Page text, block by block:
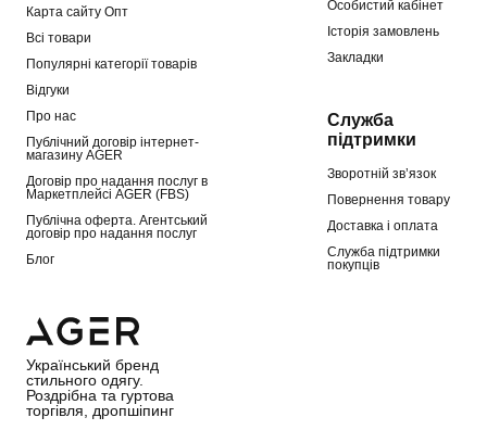
Карта сайту Опт
Всі товари
Популярні категорії товарів
Відгуки
Про нас
Публічний договір інтернет-
магазину AGER
Договір про надання послуг в
Маркетплейсі AGER (FBS)
Публічна оферта. Агентський
договір про надання послуг
Блог
Особистий кабінет
Історія замовлень
Закладки
Служба
підтримки
Зворотній зв’язок
Повернення товару
Доставка і оплата
Служба підтримки
покупців
Український бренд
стильного одягу.
Роздрібна та гуртова
торгівля, дропшіпинг